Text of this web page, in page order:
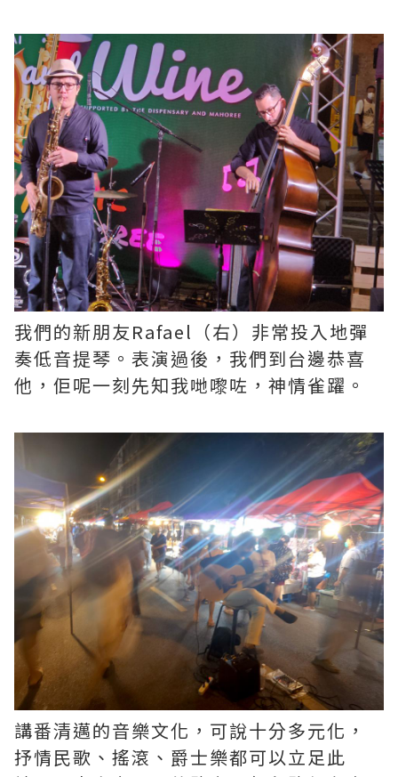
我們的新朋友Rafael（右）非常投入地彈
奏低音提琴。表演過後，我們到台邊恭喜
他，佢呢一刻先知我哋嚟咗，神情雀躍。
講番清邁的音樂文化，可說十分多元化，
抒情民歌、搖滾、爵士樂都可以立足此